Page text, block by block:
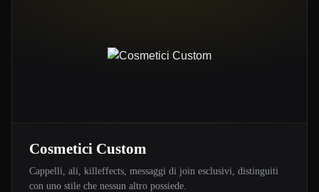
Cosmetici Custom
Cappelli, ali, killeffects, messaggi di join esclusivi, distinguiti
con uno stile che nessun altro possiede.